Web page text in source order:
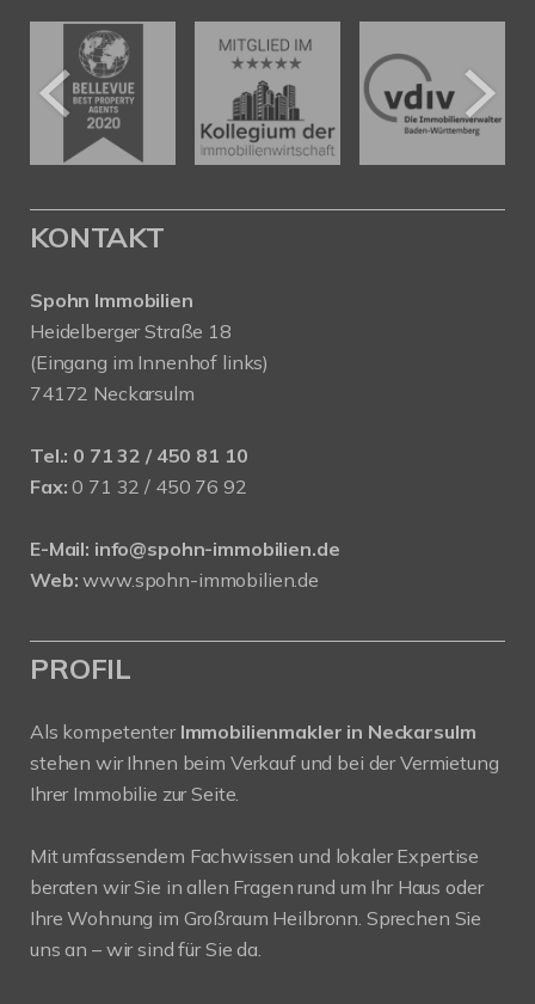
KONTAKT
Spohn Immobilien
Heidelberger Straße 18
(Eingang im Innenhof links)
74172 Neckarsulm
Tel.: 0 71 32 / 450 81 10
Fax: 0 71 32 / 450 76 92
E-Mail: info@spohn-immobilien.de
Web: www.spohn-immobilien.de
PROFIL
Als kompetenter Immobilienmakler in Neckarsulm
stehen wir Ihnen beim Verkauf und bei der Vermietung
Ihrer Immobilie zur Seite.
Mit umfassendem Fachwissen und lokaler Expertise
beraten wir Sie in allen Fragen rund um Ihr Haus oder
Ihre Wohnung im Großraum Heilbronn. Sprechen Sie
uns an – wir sind für Sie da.